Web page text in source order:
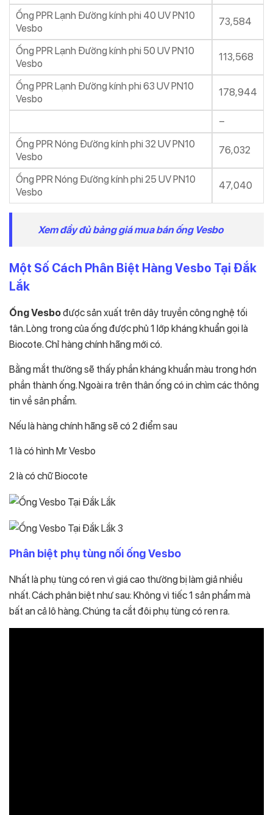
Ống PPR Lạnh Đường kính phi 40 UV PN10
Vesbo
73,584
Ống PPR Lạnh Đường kính phi 50 UV PN10
Vesbo
113,568
Ống PPR Lạnh Đường kính phi 63 UV PN10
Vesbo
178,944
–
Ống PPR Nóng Đường kính phi 32 UV PN10
Vesbo
76,032
Ống PPR Nóng Đường kính phi 25 UV PN10
Vesbo
47,040
Xem đầy đủ bảng giá mua bán ống Vesbo
Một Số Cách Phân Biệt Hàng Vesbo Tại Đắk
Lắk
Ống Vesbođược sản xuất trên dây truyền công nghệ tối
tân. Lòng trong của ống được phủ 1 lớp kháng khuẩn gọi là
Biocote. Chỉ hàng chính hãng mới có.
Bằng mắt thường sẽ thấy phần kháng khuẩn màu trong hơn
phần thành ống. Ngoài ra trên thân ống có in chìm các thông
tin về sản phẩm.
Nếu là hàng chính hãng sẽ có 2 điểm sau
1 là có hình Mr Vesbo
2 là có chữ Biocote
Phân biệt phụ tùng nối ống Vesbo
Nhất là phụ tùng có ren vì giá cao thường bị làm giả nhiều
nhất. Cách phân biệt như sau: Không vì tiếc 1 sản phẩm mà
bất an cả lô hàng. Chúng ta cắt đôi phụ tùng có ren ra.